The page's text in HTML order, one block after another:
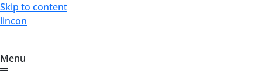
Skip to content
lincon
Menu